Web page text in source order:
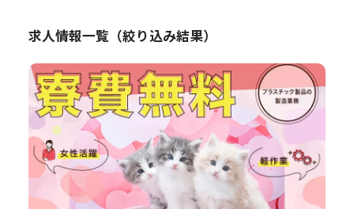
求人情報一覧（絞り込み結果）